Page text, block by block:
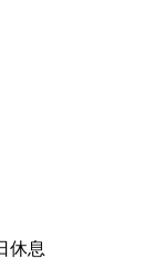
休息